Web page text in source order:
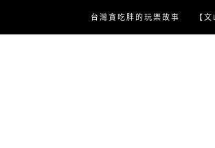
content
台灣貪吃胖的玩樂故事 【